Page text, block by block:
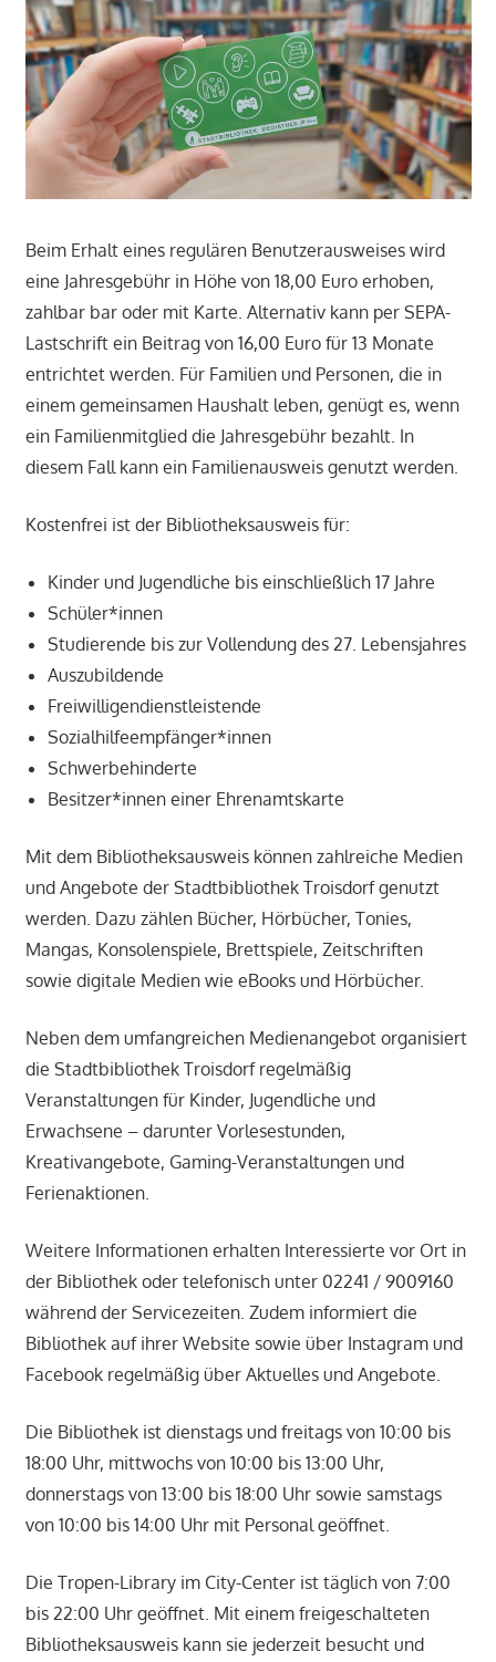
Beim Erhalt eines regulären Benutzerausweises wird
eine Jahresgebühr in Höhe von 18,00 Euro erhoben,
zahlbar bar oder mit Karte. Alternativ kann per SEPA-
Lastschrift ein Beitrag von 16,00 Euro für 13 Monate
entrichtet werden. Für Familien und Personen, die in
einem gemeinsamen Haushalt leben, genügt es, wenn
ein Familienmitglied die Jahresgebühr bezahlt. In
diesem Fall kann ein Familienausweis genutzt werden.
Kostenfrei ist der Bibliotheksausweis für:
Kinder und Jugendliche bis einschließlich 17 Jahre
Schüler*innen
Studierende bis zur Vollendung des 27. Lebensjahres
Auszubildende
Freiwilligendienstleistende
Sozialhilfeempfänger*innen
Schwerbehinderte
Besitzer*innen einer Ehrenamtskarte
Mit dem Bibliotheksausweis können zahlreiche Medien
und Angebote der Stadtbibliothek Troisdorf genutzt
werden. Dazu zählen Bücher, Hörbücher, Tonies,
Mangas, Konsolenspiele, Brettspiele, Zeitschriften
sowie digitale Medien wie eBooks und Hörbücher.
Neben dem umfangreichen Medienangebot organisiert
die Stadtbibliothek Troisdorf regelmäßig
Veranstaltungen für Kinder, Jugendliche und
Erwachsene – darunter Vorlesestunden,
Kreativangebote, Gaming-Veranstaltungen und
Ferienaktionen.
Weitere Informationen erhalten Interessierte vor Ort in
der Bibliothek oder telefonisch unter 02241 / 9009160
während der Servicezeiten. Zudem informiert die
Bibliothek auf ihrer Website sowie über Instagram und
Facebook regelmäßig über Aktuelles und Angebote.
Die Bibliothek ist dienstags und freitags von 10:00 bis
18:00 Uhr, mittwochs von 10:00 bis 13:00 Uhr,
donnerstags von 13:00 bis 18:00 Uhr sowie samstags
von 10:00 bis 14:00 Uhr mit Personal geöffnet.
Die Tropen-Library im City-Center ist täglich von 7:00
bis 22:00 Uhr geöffnet. Mit einem freigeschalteten
Bibliotheksausweis kann sie jederzeit besucht und